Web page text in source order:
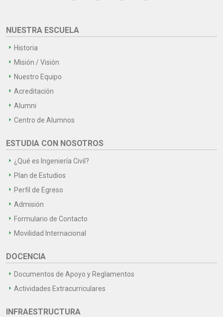
NUESTRA ESCUELA
Historia
Misión / Visión
Nuestro Equipo
Acreditación
Alumni
Centro de Alumnos
ESTUDIA CON NOSOTROS
¿Qué es Ingeniería Civil?
Plan de Estudios
Perfil de Egreso
Admisión
Formulario de Contacto
Movilidad Internacional
DOCENCIA
Documentos de Apoyo y Reglamentos
Actividades Extracurriculares
INFRAESTRUCTURA